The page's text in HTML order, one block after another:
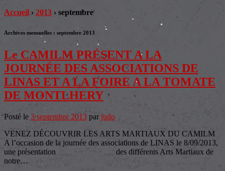
Accueil › 2013 › septembre
Archives mensuelles : septembre 2013
Le CAMILM PRÉSENT A LA
JOURNÉE DES ASSOCIATIONS DE
LINAS ET A LA FOIRE A LA TOMATE
DE MONTLHERY
Posté le 3 septembre 2013 par judo
VENEZ DÉCOUVRIR LES ARTS MARTIAUX DU CAMILM
A l’occasion de la journée des associations de LINAS le 8/09/2013,
une présentation des différents Arts Martiaux de
notre…